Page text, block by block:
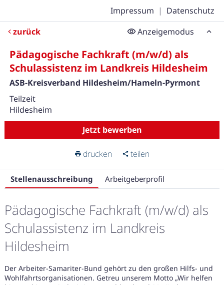
Impressum | Datenschutz
zurück
Anzeigemodus
Pädagogische Fachkraft (m/w/d) als
Schulassistenz im Landkreis Hildesheim
ASB-Kreisverband Hildesheim/Hameln-Pyrmont
Teilzeit
Hildesheim
Jetzt bewerben
drucken teilen
Stellenausschreibung Arbeitgeberprofil
Pädagogische Fachkraft (m/w/d) als
Schulassistenz im Landkreis
Hildesheim
Der Arbeiter-Samariter-Bund gehört zu den großen Hilfs- und
Wohlfahrtsorganisationen. Getreu unserem Motto „Wir helfen